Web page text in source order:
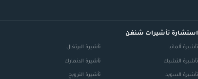
استشارة تأشيرات شنغن
تأشيرة ألمانيا تأشيرة البرتغال
تأشيرة التشيك تأشيرة الدنمارك
تأشيرة السويد تأشيرة النرويج